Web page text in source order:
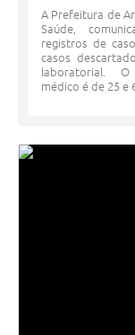
A Prefeitura de
Saúde,
registros de
casos
laboratorial. O
médico é de 25 e